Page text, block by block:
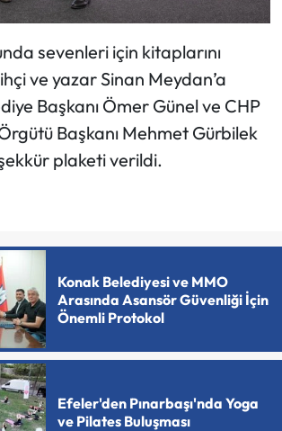
sevenleri için kitaplarını
ve yazar Sinan Meydan’a
Başkanı Ömer Günel ve CHP
Başkanı Mehmet Gürbilek
plaketi verildi.
Konak Belediyesi ve MMO
Arasında Asansör Güvenliği İçin
Önemli Protokol
Efeler'den Pınarbaşı'nda Yoga
ve Pilates Buluşması